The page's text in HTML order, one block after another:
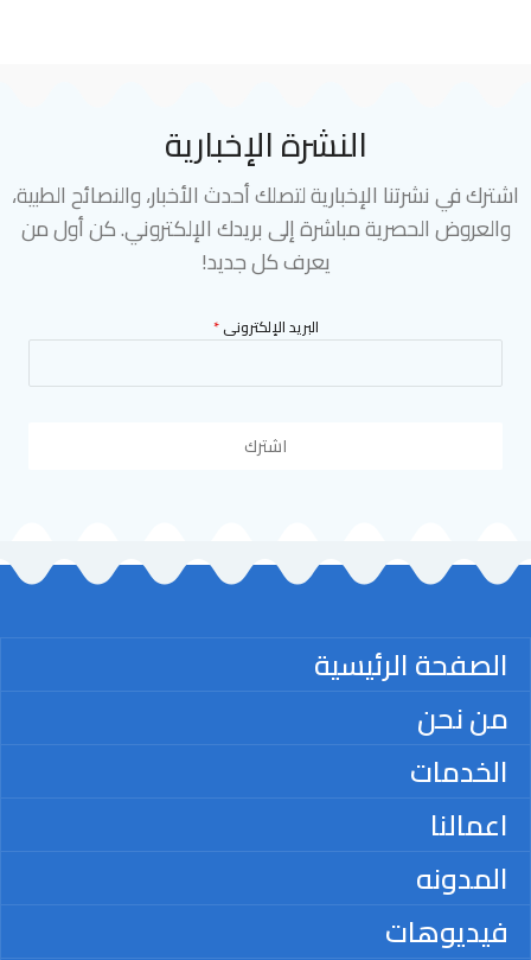
النشرة الإخبارية
اشترك في نشرتنا الإخبارية لتصلك أحدث الأخبار، والنصائح الطبية،
والعروض الحصرية مباشرة إلى بريدك الإلكتروني. كن أول من
يعرف كل جديد!
البريد الإلكترونى*
اشترك
الصفحة الرئيسية
من نحن
الخدمات
اعمالنا
المدونه
فيديوهات